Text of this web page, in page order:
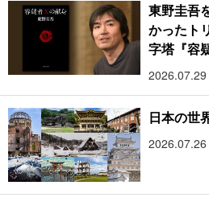
東野圭吾
かったト
字塔『容
2026.07.29
日本の世
2026.07.26